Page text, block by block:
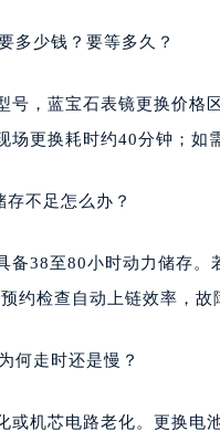
多少钱？要等多久？
号，蓝宝石表镜更换价格
场更换耗时约40分钟；如
不足怎么办？
备38至80小时动力储存
约检查自动上链效率，
何走时还是慢？
或机芯电路老化。更换电